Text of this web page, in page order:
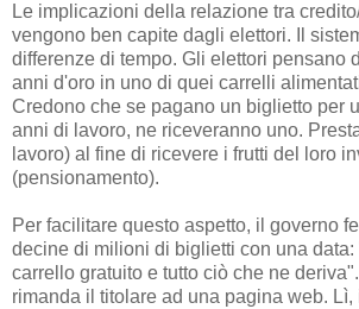
Le implicazioni della relazione tra
vengono ben capite dagli elettori. Il
differenze di tempo. Gli elettori pensano
anni d'oro in uno di quei carrelli
Credono che se pagano un biglietto per
anni di lavoro, ne riceveranno uno.
lavoro) al fine di ricevere i frutti del loro
(pensionamento).
Per facilitare questo aspetto, il governo
decine di milioni di biglietti con una data:
carrello gratuito e tutto ciò che ne
rimanda il titolare ad una pagina web.